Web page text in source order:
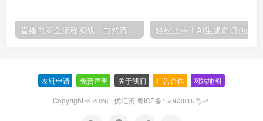
直播电商全流程实战：自然流三板斧+付费投放优化,多平台起号与GMV提升指南
友链申请 免责声明 关于我们 广告合作 网站地图
Copyright © 2026 · 优汇英粤ICP备15063815号-2